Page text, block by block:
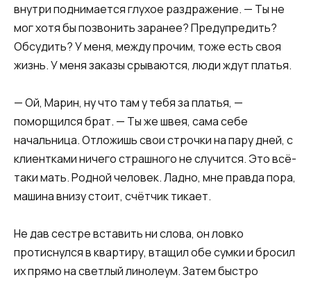
внутри поднимается глухое раздражение. — Ты не
мог хотя бы позвонить заранее? Предупредить?
Обсудить? У меня, между прочим, тоже есть своя
жизнь. У меня заказы срываются, люди ждут платья.
— Ой, Марин, ну что там у тебя за платья, —
поморщился брат. — Ты же швея, сама себе
начальница. Отложишь свои строчки на пару дней, с
клиентками ничего страшного не случится. Это всё-
таки мать. Родной человек. Ладно, мне правда пора,
машина внизу стоит, счётчик тикает.
Не дав сестре вставить ни слова, он ловко
протиснулся в квартиру, втащил обе сумки и бросил
их прямо на светлый линолеум. Затем быстро